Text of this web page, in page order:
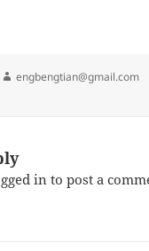
Author
engbengtian@gmail.com
in to post a